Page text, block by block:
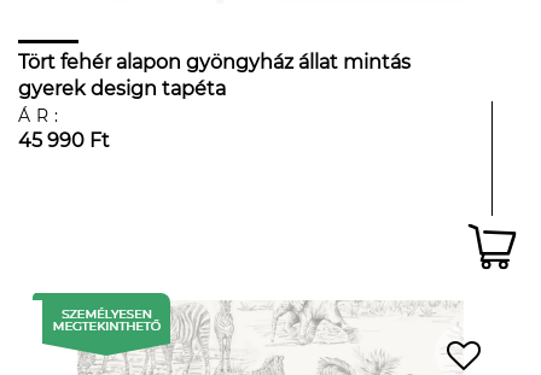
Tört fehér alapon gyöngyház állat mintás
gyerek design tapéta
ÁR:
45 990 Ft